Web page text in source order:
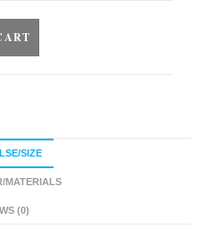
SIZE
MATERIALS
(0)